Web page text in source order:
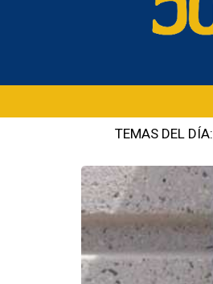
TEMAS DEL DÍA: